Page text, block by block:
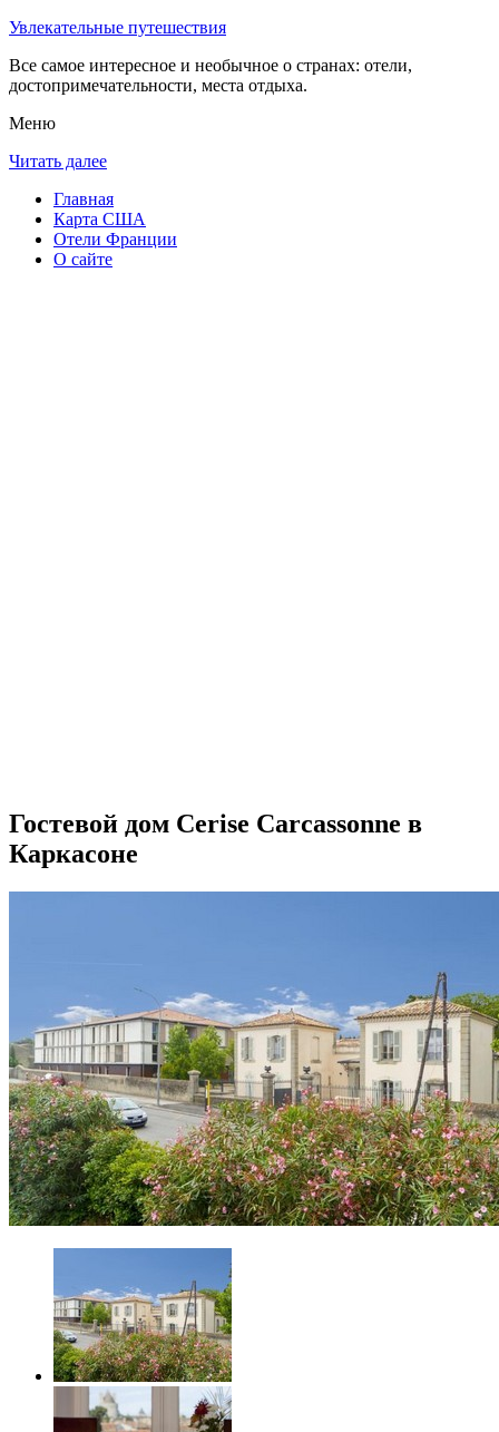
Увлекательные путешествия
Все самое интересное и необычное о странах: отели,
достопримечательности, места отдыха.
Меню
Читать далее
Главная
Карта США
Отели Франции
О сайте
Гостевой дом Cerise Carcassonne в
Каркасоне